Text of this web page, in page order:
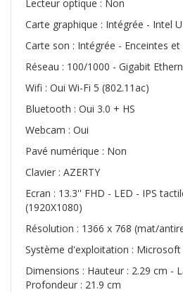
Lecteur optique : Non
Carte graphique : Intégrée - Intel
Carte son : Intégrée - Enceintes
Réseau : 100/1000 - Gigabit
Wifi : Oui Wi-Fi 5 (802.11ac)
Bluetooth : Oui 3.0 + HS
Webcam : Oui
Pavé numérique : Non
Clavier : AZERTY
Ecran : 13.3'' FHD - LED - IPS
(1920X1080)
Résolution : 1366 x 768 (mat/
Système d'exploitation :
Dimensions : Hauteur : 2.29 cm -
Profondeur : 21.9 cm